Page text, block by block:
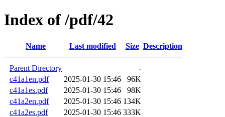
Index of /pdf/42
Name Last modified Size Description
Parent Directory
-
c41a1en.pdf
2025-01-30 15:46
96K
c41a1es.pdf
2025-01-30 15:46
98K
c41a2en.pdf
2025-01-30 15:46 134K
c41a2es.pdf
2025-01-30 15:46 333K